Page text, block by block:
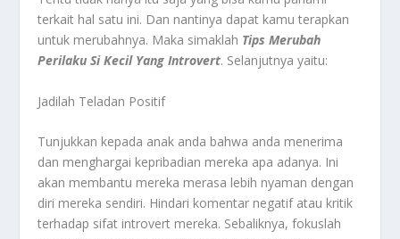
terkait hal satu ini. Dan nantinya dapat kamu terapkan
untuk merubahnya. Maka simaklah Tips Merubah
Perilaku Si Kecil Yang Introvert. Selanjutnya yaitu:
Jadilah Teladan Positif
Tunjukkan kepada anak anda bahwa anda menerima
dan menghargai kepribadian mereka apa adanya. Ini
akan membantu mereka merasa lebih nyaman dengan
diri mereka sendiri. Hindari komentar negatif atau kritik
terhadap sifat introvert mereka. Sebaliknya, fokuslah